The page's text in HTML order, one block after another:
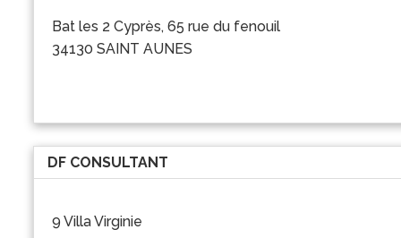
Bat les 2 Cyprès, 65 rue du fenouil
34130 SAINT AUNES
DF CONSULTANT
9 Villa Virginie